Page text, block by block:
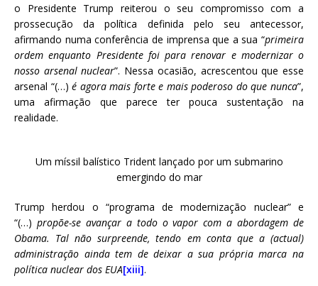
o Presidente Trump reiterou o seu compromisso com a
prossecução da política definida pelo seu antecessor,
afirmando numa conferência de imprensa que a sua “primeira
ordem enquanto Presidente foi para renovar e modernizar o
nosso arsenal nuclear”. Nessa ocasião, acrescentou que esse
arsenal “(…)é agora mais forte e mais poderoso do que nunca”,
uma afirmação que parece ter pouca sustentação na
realidade.
Um míssil balístico Trident lançado por um submarino
emergindo do mar
Trump herdou o “programa de modernização nuclear” e
“(…) propõe-se avançar a todo o vapor com a abordagem de
Obama. Tal não surpreende, tendo em conta que a (actual)
administração ainda tem de deixar a sua própria marca na
política nuclear dos EUA[xiii].